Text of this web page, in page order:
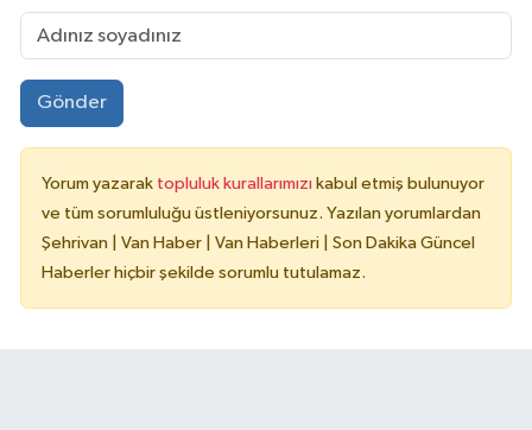
Gönder
Yorum yazarak topluluk kurallarımızı kabul etmiş bulunuyor
ve tüm sorumluluğu üstleniyorsunuz. Yazılan yorumlardan
Şehrivan | Van Haber | Van Haberleri | Son Dakika Güncel
Haberler hiçbir şekilde sorumlu tutulamaz.